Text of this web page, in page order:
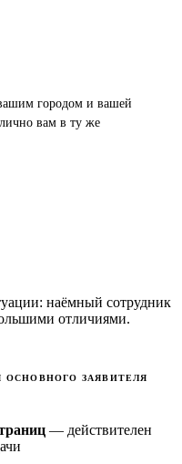
городом и вашей
вам в ту же
наёмный сотрудник
отличиями.
ЗАЯВИТЕЛЯ
— действителен